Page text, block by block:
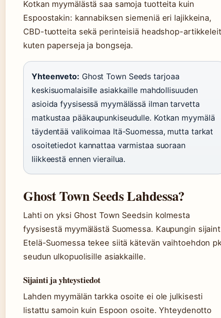
Kotkan myymälästä saa samoja tuotteita kuin
Espoostakin: kannabiksen siemeniä eri lajikkeina,
CBD-tuotteita sekä perinteisiä headshop-
kuten paperseja ja bongseja.
Yhteenveto: Ghost Town Seeds tarjoaa
keskisuomalaisille asiakkaille mahdollisuuden
asioida fyysisessä myymälässä ilman tarvetta
matkustaa pääkaupunkiseudulle. Kotkan myymälä
täydentää valikoimaa Itä-Suomessa, mutta tarkat
osoitetiedot kannattaa varmistaa suoraan
liikkeestä ennen vierailua.
Ghost Town Seeds Lahdessa?
Lahti on yksi Ghost Town Seedsin kolmesta
fyysisestä myymälästä Suomessa. Kaupungin
Etelä-Suomessa tekee siitä kätevän vaihtoehdon
seudun ulkopuolisille asiakkaille.
Sijainti ja yhteystiedot
Lahden myymälän tarkka osoite ei ole julkisesti
listattu samoin kuin Espoon osoite. Yhteydenotto